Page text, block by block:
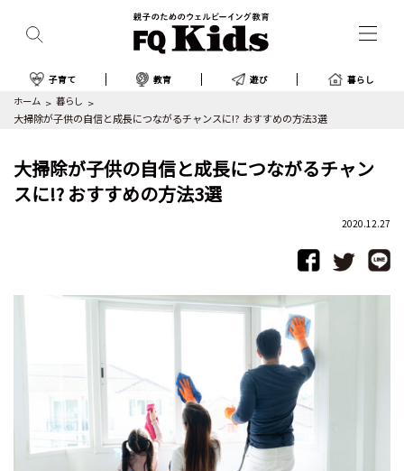
子育て 教育 遊び 暮らし
ホーム 暮らし
大掃除が子供の自信と成長につながるチャンスに!? おすすめの方法3選
大掃除が子供の自信と成長につながるチャン
スに!? おすすめの方法3選
2020.12.27